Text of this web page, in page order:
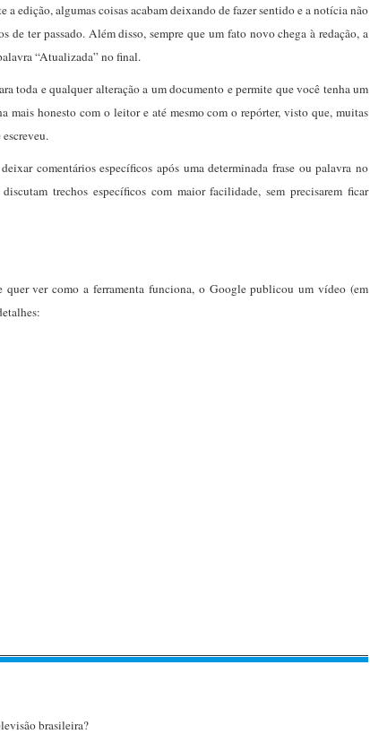
a edição, algumas coisas acabam deixando de fazer sentido e a notícia não
de ter passado. Além disso, sempre que um fato novo chega à redação, a
“Atualizada” no final.
toda e qualquer alteração a um documento e permite que você tenha um
mais honesto com o leitor e até mesmo com o repórter, visto que, muitas
comentários específicos após uma determinada frase ou palavra no
trechos específicos com maior facilidade, sem precisarem ficar
ver como a ferramenta funciona, o Google publicou um vídeo (em
brasileira?